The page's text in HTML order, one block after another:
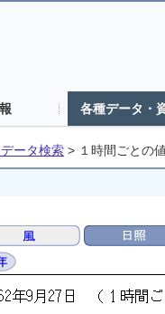
各種データ・
ータ検索 > １時間ごとの